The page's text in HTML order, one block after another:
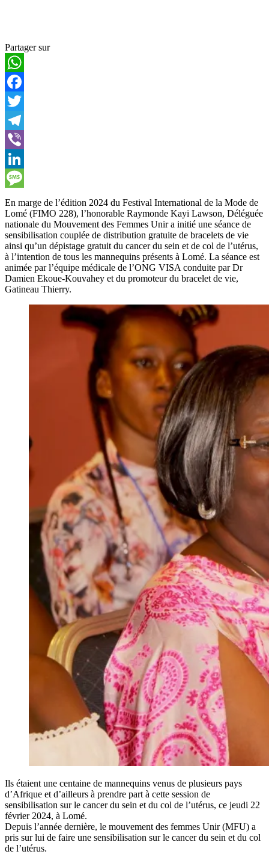
Partager sur
WhatsApp
Facebook
Twitter
Telegram
Viber
LinkedIn
Message
En marge de l’édition 2024 du Festival International de la Mode de
Lomé (FIMO 228), l’honorable Raymonde Kayi Lawson, Déléguée
nationale du Mouvement des Femmes Unir a initié une séance de
sensibilisation couplée de distribution gratuite de bracelets de vie
ainsi qu’un dépistage gratuit du cancer du sein et de col de l’utérus,
à l’intention de tous les mannequins présents à Lomé. La séance est
animée par l’équipe médicale de l’ONG VISA conduite par Dr
Damien Ekoue-Kouvahey et du promoteur du bracelet de vie,
Gatineau Thierry.
Ils étaient une centaine de mannequins venus de plusieurs pays
d’Afrique et d’ailleurs à prendre part à cette session de
sensibilisation sur le cancer du sein et du col de l’utérus, ce jeudi 22
février 2024, à Lomé.
Depuis l’année dernière, le mouvement des femmes Unir (MFU) a
pris sur lui de faire une sensibilisation sur le cancer du sein et du col
de l’utérus.